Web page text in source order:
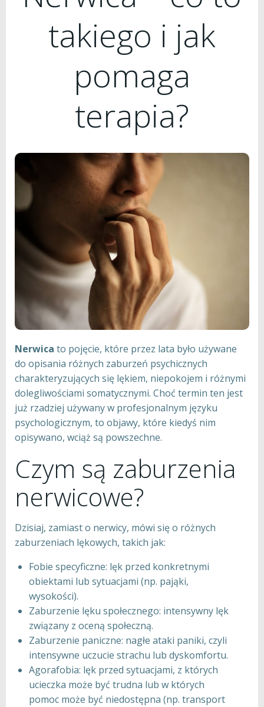
takiego i jak
pomaga
terapia?
Nerwica to pojęcie, które przez lata było używane
do opisania różnych zaburzeń psychicznych
charakteryzujących się lękiem, niepokojem i różnymi
dolegliwościami somatycznymi. Choć termin ten jest
już rzadziej używany w profesjonalnym języku
psychologicznym, to objawy, które kiedyś nim
opisywano, wciąż są powszechne.
Czym są zaburzenia
nerwicowe?
Dzisiaj, zamiast o nerwicy, mówi się o różnych
zaburzeniach lękowych, takich jak:
Fobie specyficzne: lęk przed konkretnymi
obiektami lub sytuacjami (np. pająki,
wysokości).
Zaburzenie lęku społecznego: intensywny lęk
związany z oceną społeczną.
Zaburzenie paniczne: nagłe ataki paniki, czyli
intensywne uczucie strachu lub dyskomfortu.
Agorafobia: lęk przed sytuacjami, z których
ucieczka może być trudna lub w których
pomoc może być niedostępna (np. transport